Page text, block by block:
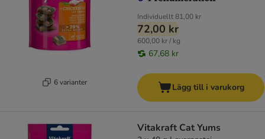
6 varianter
Individuellt81,00 kr
72,00 kr
600,00 kr / kg
67,68 kr
Lägg till i varukorg
Vitakraft Cat Yums